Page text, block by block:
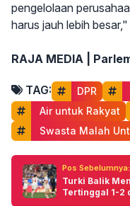
pengelolaan
harus jauh lebih
RAJA MEDIA |
TAG: DPR
Air untuk Rakyat
Swasta Malah
Pos Sebelumnya:
Turki Balik
Tertinggal 1-2